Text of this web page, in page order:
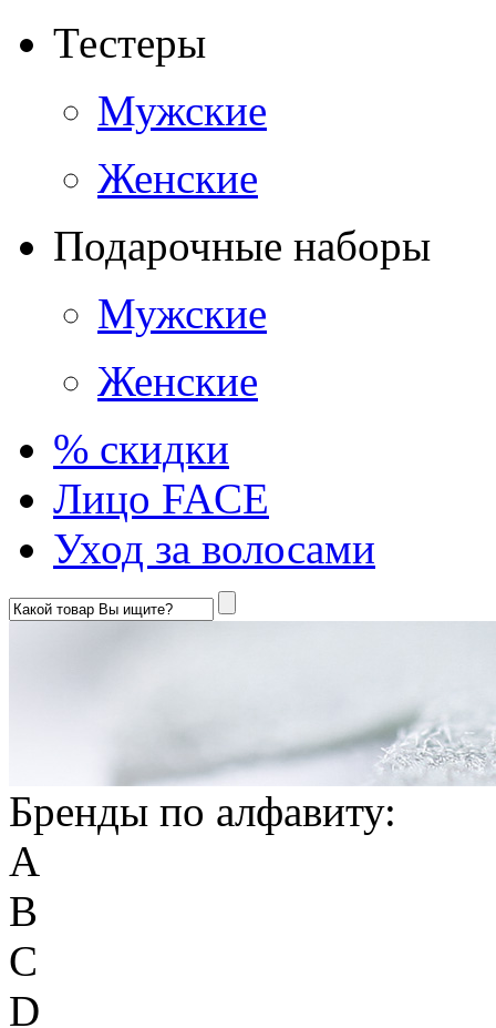
Тестеры
Мужские
Женские
Подарочные наборы
Мужские
Женские
% скидки
Лицо FACE
Уход за волосами
Бренды по алфавиту:
A
B
C
D